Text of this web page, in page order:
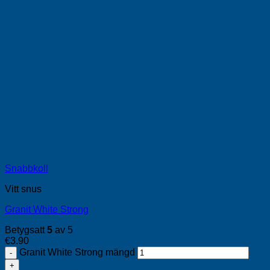
Snabbkoll
Vitt snus
Granit White Strong
Betygsatt5 av 5
€3.90
Granit White Strong mängd